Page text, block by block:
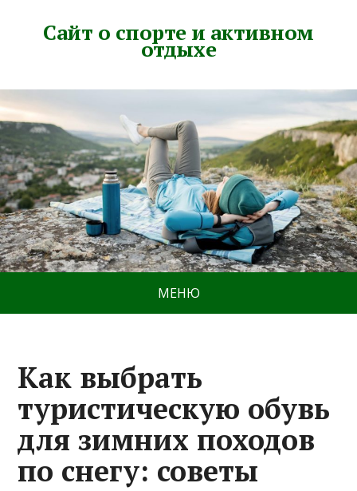
Сайт о спорте и активном
отдыхе
МЕНЮ
Как выбрать
туристическую обувь
для зимних походов
по снегу: советы